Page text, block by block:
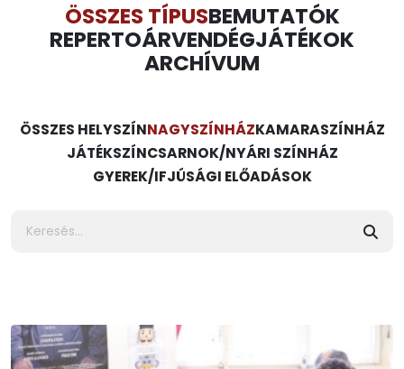
ÖSSZES TÍPUSBEMUTATÓK
REPERTOÁRVENDÉGJÁTÉKOK
ARCHÍVUM
ÖSSZES HELYSZÍNNAGYSZÍNHÁZKAMARASZÍNHÁZ
JÁTÉKSZÍNCSARNOK/NYÁRI SZÍNHÁZ
GYEREK/IFJÚSÁGI ELŐADÁSOK